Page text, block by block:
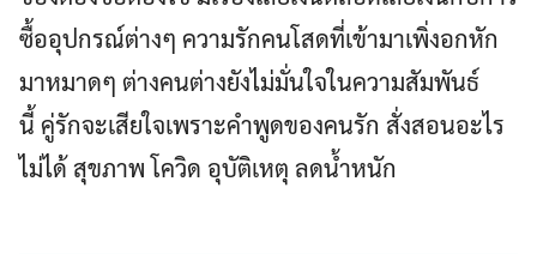
ซื้ออุปกรณ์ต่างๆ ความรักคนโสดที่เข้ามาเพิ่งอกหัก
มาหมาดๆ ต่างคนต่างยังไม่มั่นใจในความสัมพันธ์
นี้ คู่รักจะเสียใจเพราะคำพูดของคนรัก สั่งสอนอะไร
ไม่ได้ สุขภาพ โควิด อุบัติเหตุ ลดน้ำหนัก